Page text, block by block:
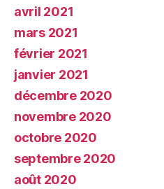
avril 2021
mars 2021
février 2021
janvier 2021
décembre 2020
novembre 2020
octobre 2020
septembre 2020
août 2020